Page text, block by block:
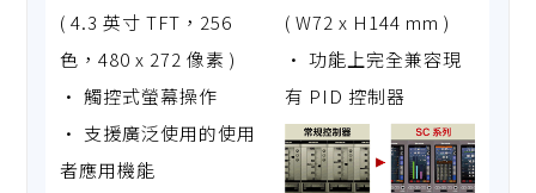
( 4.3 英寸 TFT，256
色，480 x 272 像素 )
• 觸控式螢幕操作
• 支援廣泛使用的使用
者應用機能
( W72 x H144 mm )
• 功能上完全兼容現
有 PID 控制器